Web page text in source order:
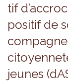
tif
po­si­tif de
jeunes